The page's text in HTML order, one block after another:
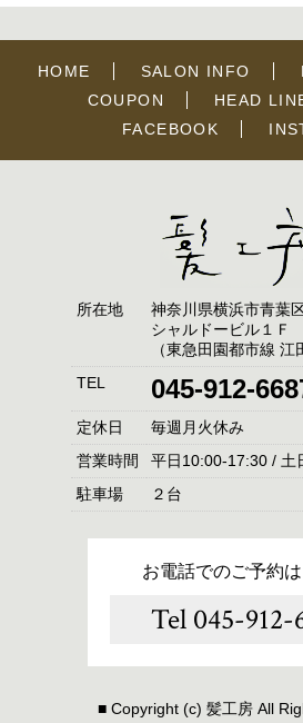
HOME SALON INFO
COUPON
HEAD
FACEBOOK
所在地
神奈川県横浜市青葉
シャルドービル１Ｆ
（東急田園都市線 江
TEL
045-912-
定休日
毎週月火休み
営業時間
平日10:00-17:30 / 土
駐車場
２台
お電話でのご予約
Tel 045-912-
■ Copyright (c) 髪工房 All